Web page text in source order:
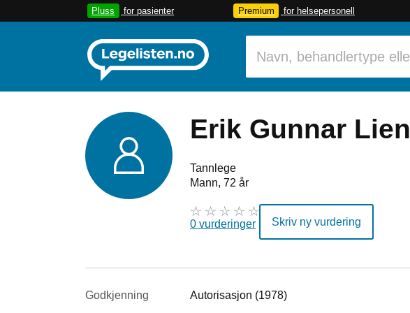
Pluss for pasienter Premium for helsepersonell
Erik Gunnar Lien
Tannlege
Mann, 72 år
0 vurderinger Skriv ny vurdering
Godkjenning Autorisasjon (1978)